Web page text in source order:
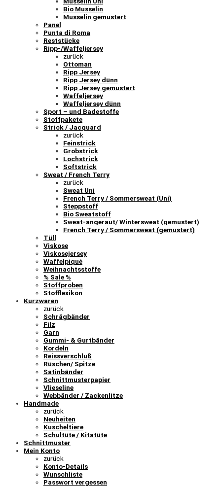
Bio Musselin
Musselin gemustert
Panel
Punta di Roma
Reststücke
Ripp-/Waffeljersey
zurück
Ottoman
Ripp Jersey
Ripp Jersey dünn
Ripp Jersey gemustert
Waffeljersey
Waffeljersey dünn
Sport – und Badestoffe
Stoffpakete
Strick / Jacquard
zurück
Feinstrick
Grobstrick
Lochstrick
Softstrick
Sweat / French Terry
zurück
Sweat Uni
French Terry / Sommersweat (Uni)
Steppstoff
Bio Sweatstoff
Sweat-angeraut/ Wintersweat (gemustert)
French Terry / Sommersweat (gemustert)
Tüll
Viskose
Viskosejersey
Waffelpiqué
Weihnachtsstoffe
% Sale %
Stoffproben
Stofflexikon
Kurzwaren
zurück
Schrägbänder
Filz
Garn
Gummi- & Gurtbänder
Kordeln
Reissverschluß
Rüschen/ Spitze
Satinbänder
Schnittmusterpapier
Vlieseline
Webbänder / Zackenlitze
Handmade
zurück
Neuheiten
Kuscheltiere
Schultüte / Kitatüte
Schnittmuster
Mein Konto
zurück
Konto-Details
Wunschliste
Passwort vergessen